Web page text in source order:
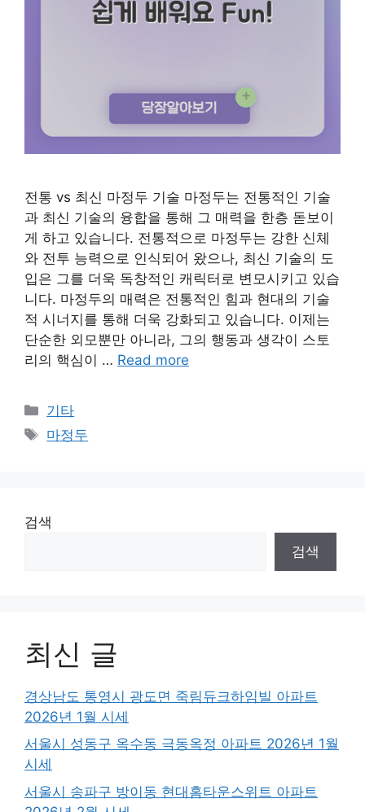
전통 vs 최신 마정두 기술 마정두는 전통적인 기술
과 최신 기술의 융합을 통해 그 매력을 한층 돋보이
게 하고 있습니다. 전통적으로 마정두는 강한 신체
와 전투 능력으로 인식되어 왔으나, 최신 기술의 도
입은 그를 더욱 독창적인 캐릭터로 변모시키고 있습
니다. 마정두의 매력은 전통적인 힘과 현대의 기술
적 시너지를 통해 더욱 강화되고 있습니다. 이제는
단순한 외모뿐만 아니라, 그의 행동과 생각이 스토
리의 핵심이 … Read more
Categories
기타
Tags
마정두
검색
검색
최신 글
경상남도 통영시 광도면 죽림듀크하임빌 아파트
2026년 1월 시세
서울시 성동구 옥수동 극동옥정 아파트 2026년 1월
시세
서울시 송파구 방이동 현대홈타운스위트 아파트